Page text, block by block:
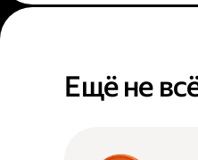
Ещё не